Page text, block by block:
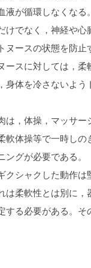
液が循環しなくな
けでなく，神経や
ヌースの状態を防
スに対しては，柔
身体を冷さないよ
，体操，マッサー
軟体操等で一時し
グが必要である。
シャクした動作は
は柔軟性とは別に
する必要がある。